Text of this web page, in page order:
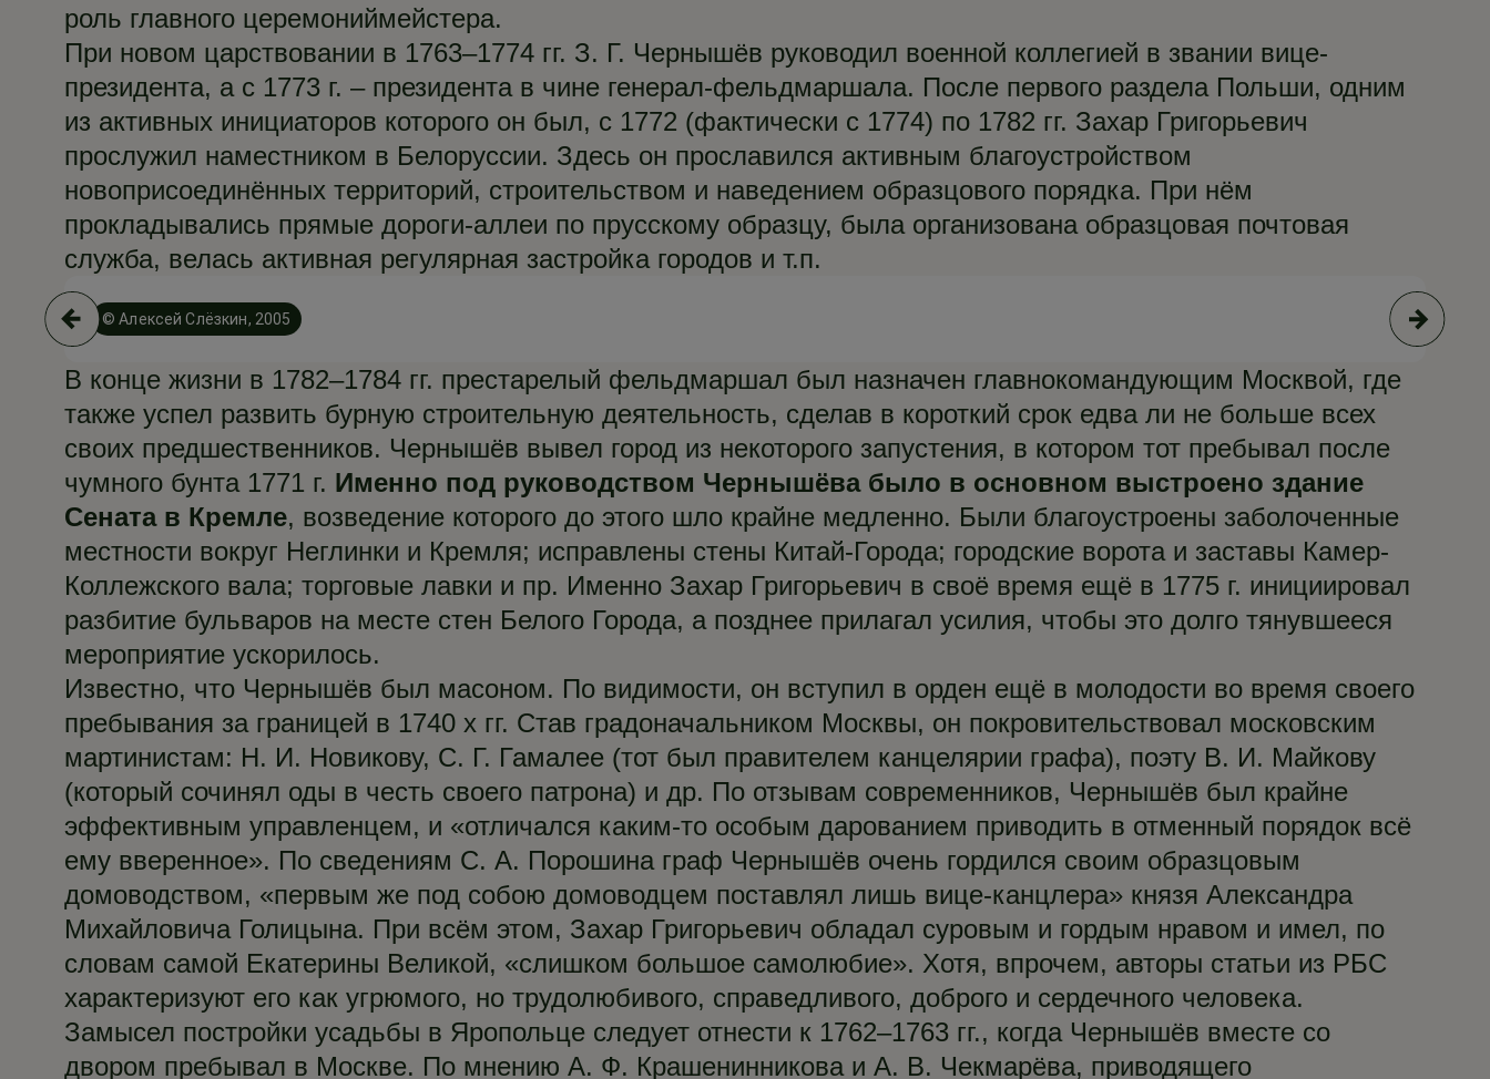
роль главного церемониймейстера.
При новом царствовании в 1763–1774 гг. З. Г. Чернышёв руководил военной коллегией в звании вице-
президента, а с 1773 г. – президента в чине генерал-фельдмаршала. После первого раздела Польши, одним
из активных инициаторов которого он был, с 1772 (фактически с 1774) по 1782 гг. Захар Григорьевич
прослужил наместником в Белоруссии. Здесь он прославился активным благоустройством
новоприсоединённых территорий, строительством и наведением образцового порядка. При нём
прокладывались прямые дороги-аллеи по прусскому образцу, была организована образцовая почтовая
служба, велась активная регулярная застройка городов и т.п.
© Алексей Слёзкин, 2005
В конце жизни в 1782–1784 гг. престарелый фельдмаршал был назначен главнокомандующим Москвой, где
также успел развить бурную строительную деятельность, сделав в короткий срок едва ли не больше всех
своих предшественников. Чернышёв вывел город из некоторого запустения, в котором тот пребывал после
чумного бунта 1771 г. Именно под руководством Чернышёва было в основном выстроено здание
Сената в Кремле, возведение которого до этого шло крайне медленно. Были благоустроены заболоченные
местности вокруг Неглинки и Кремля; исправлены стены Китай-Города; городские ворота и заставы Камер-
Коллежского вала; торговые лавки и пр. Именно Захар Григорьевич в своё время ещё в 1775 г. инициировал
разбитие бульваров на месте стен Белого Города, а позднее прилагал усилия, чтобы это долго тянувшееся
мероприятие ускорилось.
Известно, что Чернышёв был масоном. По видимости, он вступил в орден ещё в молодости во время своего
пребывания за границей в 1740 х гг. Став градоначальником Москвы, он покровительствовал московским
мартинистам: Н. И. Новикову, С. Г. Гамалее (тот был правителем канцелярии графа), поэту В. И. Майкову
(который сочинял оды в честь своего патрона) и др. По отзывам современников, Чернышёв был крайне
эффективным управленцем, и «отличался каким-то особым дарованием приводить в отменный порядок всё
ему вверенное». По сведениям С. А. Порошина граф Чернышёв очень гордился своим образцовым
домоводством, «первым же под собою домоводцем поставлял лишь вице-канцлера» князя Александра
Михайловича Голицына. При всём этом, Захар Григорьевич обладал суровым и гордым нравом и имел, по
словам самой Екатерины Великой, «слишком большое самолюбие». Хотя, впрочем, авторы статьи из РБС
характеризуют его как угрюмого, но трудолюбивого, справедливого, доброго и сердечного человека.
Замысел постройки усадьбы в Яропольце следует отнести к 1762–1763 гг., когда Чернышёв вместе со
двором пребывал в Москве. По мнению А. Ф. Крашенинникова и А. В. Чекмарёва, приводящего